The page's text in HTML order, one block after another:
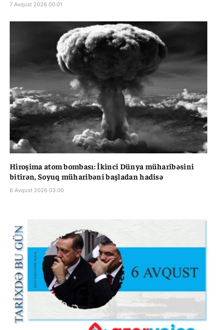
7 Avqust 2026 00:01
Hiroşima atom bombası: İkinci Dünya müharibəsini
bitirən, Soyuq müharibəni başladan hadisə
6 Avqust 2026 03:00